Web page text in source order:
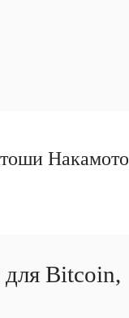
Накамото
для Bitcoin,